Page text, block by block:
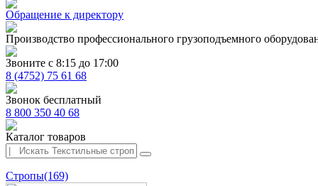
Обращение к директору
Производство профессионального грузоподъемного
Звоните с 8:15 до 17:00
8 (4752) 75 61 68
Звонок бесплатный
8 800 350 40 68
Каталог товаров
Стропы(169)